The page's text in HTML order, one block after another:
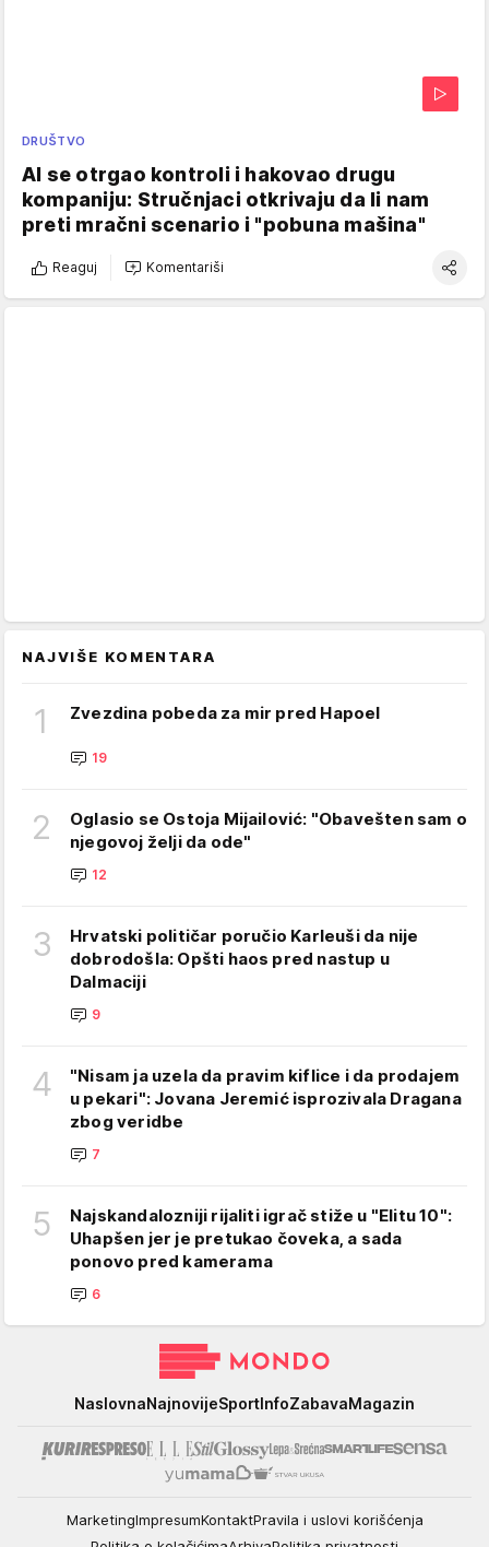
DRUŠTVO
AI se otrgao kontroli i hakovao drugu
kompaniju: Stručnjaci otkrivaju da li nam
preti mračni scenario i "pobuna mašina"
Reaguj Komentariši
NAJVIŠE KOMENTARA
1 Zvezdina pobeda za mir pred Hapoel
19
2
Oglasio se Ostoja Mijailović: "Obavešten sam o
njegovoj želji da ode"
12
3
Hrvatski političar poručio Karleuši da nije
dobrodošla: Opšti haos pred nastup u
Dalmaciji
9
4
"Nisam ja uzela da pravim kiflice i da prodajem
u pekari": Jovana Jeremić isprozivala Dragana
zbog veridbe
7
5
Najskandalozniji rijaliti igrač stiže u "Elitu 10":
Uhapšen jer je pretukao čoveka, a sada
ponovo pred kamerama
6
NaslovnaNajnovijeSportInfoZabavaMagazin
MarketingImpresumKontaktPravila i uslovi korišćenja